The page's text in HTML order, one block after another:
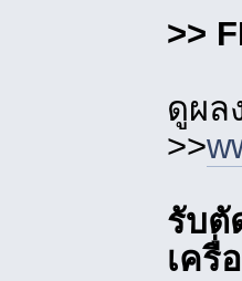
>>
ดูผล
>>
รับตั
เครื่